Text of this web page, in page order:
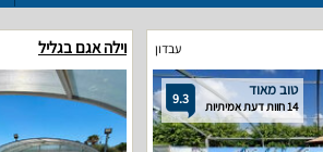
עבדון
9.3 טוב מאוד
14 חוות דעת אמיתיות
וילה אגם בגליל